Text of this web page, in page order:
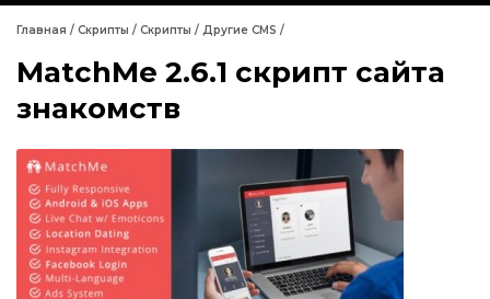
Wordpress
Joomla
phpBB форум
Главная / Скрипты / Скрипты / Другие CMS /
MatchMe 2.6.1 скрипт сайта
знакомств
Wordpress
Другие CMS
Web-Мастеру
Другие шаблоны